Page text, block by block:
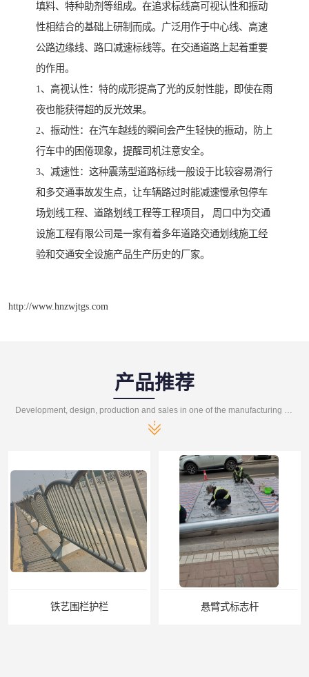
填料、特种助剂等组成。在追求标线高可视认性和振动
性相结合的基础上研制而成。广泛用作于中心线、高速
公路边缘线、路口减速标线等。在交通道路上起着重要
的作用。
1、高视认性：特的成形提高了光的反射性能，即使在雨
夜也能获得超的反光效果。
2、振动性：在汽车越线的瞬间会产生轻快的振动，防上
行车中的困倦现象，提醒司机注意安全。
3、减速性：这种震荡型道路标线一般设于比较容易滑行
和多交通事故发生点，让车辆路过时能减速慢承包停车
场划线工程、道路划线工程等工程项目， 周口中为交通
设施工程有限公司是一家有着多年道路交通划线施工经
验和交通安全设施产品生产历史的厂家。
http://www.hnzwjtgs.com
产品推荐
铁艺围栏护栏 悬臂式标志杆